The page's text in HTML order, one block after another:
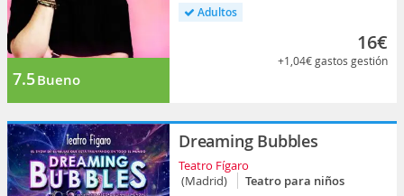
7.5Bueno
Adultos
16€
+1,04€gastos gestión
Dreaming Bubbles
Teatro Fígaro
(Madrid)
Teatro para niños